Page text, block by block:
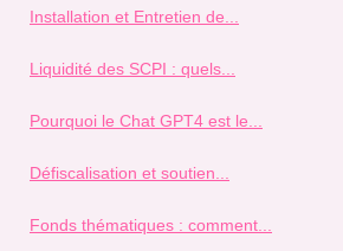
Installation et Entretien de...
Liquidité des SCPI : quels...
Pourquoi le Chat GPT4 est le...
Défiscalisation et soutien...
Fonds thématiques : comment...